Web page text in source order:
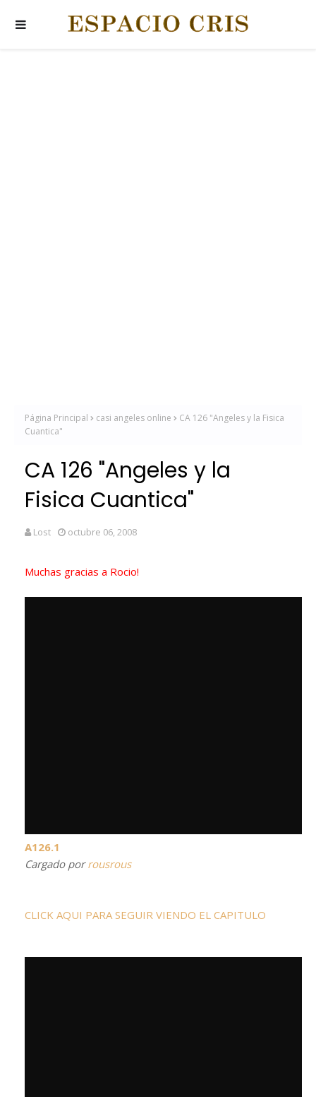
Página Principal casi angeles online
CA 126 "Angeles y la Fisica
Cuantica"
CA 126 "Angeles y la
Fisica Cuantica"
Lost octubre 06, 2008
Muchas gracias a Rocio!
A126.1
Cargado porrousrous
CLICK AQUI PARA SEGUIR VIENDO EL CAPITULO